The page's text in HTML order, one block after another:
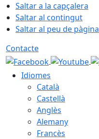
Saltar a la capçalera
Saltar al contingut
Saltar al peu de pàgina
Contacte
Idiomes
Català
Castellà
Anglès
Alemany
Francès